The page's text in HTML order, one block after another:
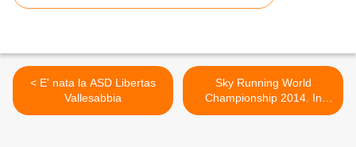
< E' nata la ASD Libertas
Vallesabbia
Sky Running World
Championship 2014. In
occasione della Mont Blanc